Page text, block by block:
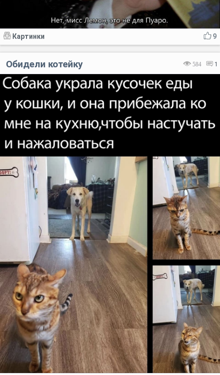
9
Картинки
584 1
Обидели котейку